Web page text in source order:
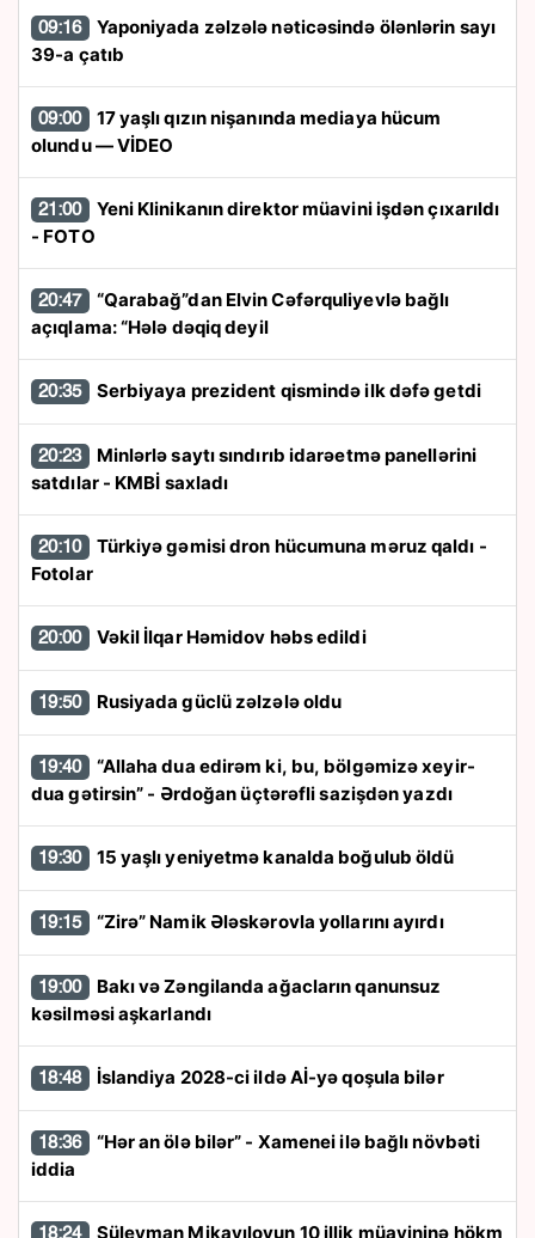
09:16
39-a çatıb
09:00
olundu — VİDEO
21:00
- FOTO
20:47
açıqlama: “Hələ dəqiq deyil
20:35 Serbiyaya prezident qismində ilk dəfə getdi
20:23
satdılar - KMBİ saxladı
20:10
Fotolar
20:00 Vəkil İlqar Həmidov həbs edildi
19:50 Rusiyada güclü zəlzələ oldu
19:40
dua gətirsin” - Ərdoğan üçtərəfli sazişdən yazdı
19:30 15 yaşlı yeniyetmə kanalda boğulub öldü
19:15 “Zirə” Namik Ələskərovla yollarını ayırdı
19:00
kəsilməsi aşkarlandı
18:48 İslandiya 2028-ci ildə Aİ-yə qoşula bilər
18:36
iddia
18:24